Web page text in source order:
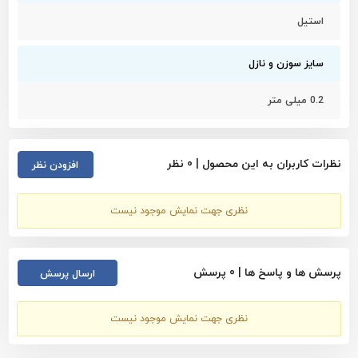
هستند:
سایز متوسط (0.3): مناسب برای کارهای عمومی و چندمنظوره.
سایز بزرگ (0.5): مناسب برای پاشش رنگ‌های غلیظ یا پوشش‌های
مدل های AT-130E - AT-131E - AT-132E - AT-134E می باشد.
استیل
سایز سوزن و نازل
0.2 میلی متر
نظرات کاربران به این محصول | 0 نظر افزودن نظر
نظری جهت نمایش موجود نیست
پرسش ها و پاسخ ها | 0 پرسش ارسال پرسش
نظری جهت نمایش موجود نیست